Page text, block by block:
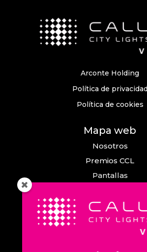
Arconte Holding
Política de
Política de cookies
Mapa web
Nosotros
Premios CCL
Pantallas
Comunicación
Callao City Arts